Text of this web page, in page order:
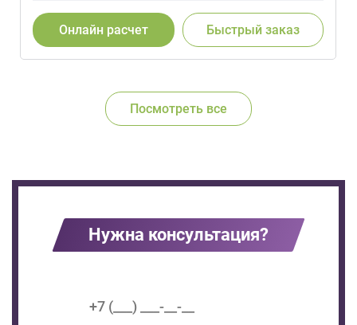
Онлайн расчет Быстрый заказ
Посмотреть все
Нужна консультация?